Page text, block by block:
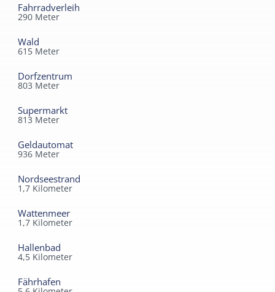
Fahrradverleih
290 Meter
Wald
615 Meter
Dorfzentrum
803 Meter
Supermarkt
813 Meter
Geldautomat
936 Meter
Nordseestrand
1,7 Kilometer
Wattenmeer
1,7 Kilometer
Hallenbad
4,5 Kilometer
Fährhafen